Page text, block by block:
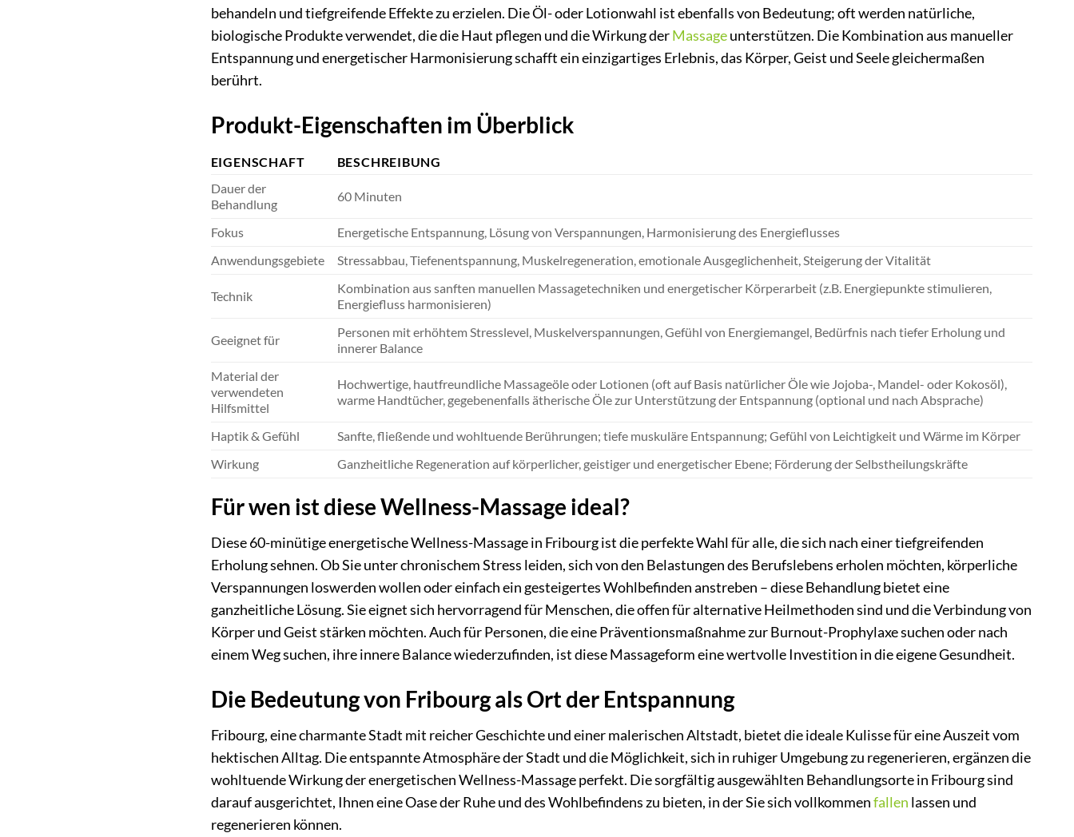
behandeln und tiefgreifende Effekte zu erzielen. Die Öl- oder Lotionwahl ist ebenfalls von Bedeutung; oft werden natürliche,
biologische Produkte verwendet, die die Haut pflegen und die Wirkung derMassageunterstützen. Die Kombination aus manueller
Entspannung und energetischer Harmonisierung schafft ein einzigartiges Erlebnis, das Körper, Geist und Seele gleichermaßen
berührt.
Produkt-Eigenschaften im Überblick
EIGENSCHAFT
BESCHREIBUNG
Dauer der
Behandlung
60 Minuten
Fokus
Energetische Entspannung, Lösung von Verspannungen, Harmonisierung des Energieflusses
Anwendungsgebiete
Stressabbau, Tiefenentspannung, Muskelregeneration, emotionale Ausgeglichenheit, Steigerung der Vitalität
Technik
Kombination aus sanften manuellen Massagetechniken und energetischer Körperarbeit (z.B. Energiepunkte stimulieren,
Energiefluss harmonisieren)
Geeignet für
Personen mit erhöhtem Stresslevel, Muskelverspannungen, Gefühl von Energiemangel, Bedürfnis nach tiefer Erholung und
innerer Balance
Material der
verwendeten
Hilfsmittel
Hochwertige, hautfreundliche Massageöle oder Lotionen (oft auf Basis natürlicher Öle wie Jojoba-, Mandel- oder Kokosöl),
warme Handtücher, gegebenenfalls ätherische Öle zur Unterstützung der Entspannung (optional und nach Absprache)
Haptik & Gefühl
Sanfte, fließende und wohltuende Berührungen; tiefe muskuläre Entspannung; Gefühl von Leichtigkeit und Wärme im Körper
Wirkung
Ganzheitliche Regeneration auf körperlicher, geistiger und energetischer Ebene; Förderung der Selbstheilungskräfte
Für wen ist diese Wellness-Massage ideal?
Diese 60-minütige energetische Wellness-Massage in Fribourg ist die perfekte Wahl für alle, die sich nach einer tiefgreifenden
Erholung sehnen. Ob Sie unter chronischem Stress leiden, sich von den Belastungen des Berufslebens erholen möchten, körperliche
Verspannungen loswerden wollen oder einfach ein gesteigertes Wohlbefinden anstreben – diese Behandlung bietet eine
ganzheitliche Lösung. Sie eignet sich hervorragend für Menschen, die offen für alternative Heilmethoden sind und die Verbindung von
Körper und Geist stärken möchten. Auch für Personen, die eine Präventionsmaßnahme zur Burnout-Prophylaxe suchen oder nach
einem Weg suchen, ihre innere Balance wiederzufinden, ist diese Massageform eine wertvolle Investition in die eigene Gesundheit.
Die Bedeutung von Fribourg als Ort der Entspannung
Fribourg, eine charmante Stadt mit reicher Geschichte und einer malerischen Altstadt, bietet die ideale Kulisse für eine Auszeit vom
hektischen Alltag. Die entspannte Atmosphäre der Stadt und die Möglichkeit, sich in ruhiger Umgebung zu regenerieren, ergänzen die
wohltuende Wirkung der energetischen Wellness-Massage perfekt. Die sorgfältig ausgewählten Behandlungsorte in Fribourg sind
darauf ausgerichtet, Ihnen eine Oase der Ruhe und des Wohlbefindens zu bieten, in der Sie sich vollkommenfallen lassen und
regenerieren können.